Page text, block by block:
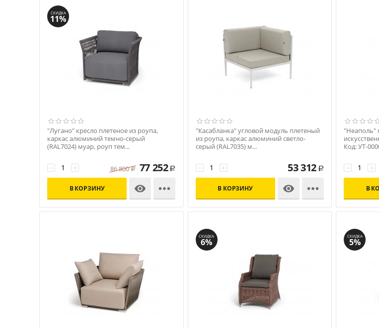
СКИДКА
11%
"Лугано" кресло плетеное из роупа,
каркас алюминий темно-серый
(RAL7024) муар, роуп тем...
+
− 86 800 Р 77 252 Р
В КОРЗИНУ 

"Касабланка" угловой модуль плетеный
из роупа, каркас алюминий светло-
серый (RAL7035) м...
+
− 53 312 Р
В КОРЗИНУ 

"Неаполь"
Код: УТ-
+
−
В
СКИДКА
6%
СКИДКА
5%